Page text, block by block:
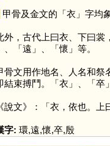
甲骨及金文的「衣 」字均
古代上曰衣、下曰裳
、「遠 」、「懷 」等。
用作地名、人名和祭名
結束搏鬥。「衣 」、「卒
》：「衣，依也。上曰
字: 環,遠,懷,卒,殷